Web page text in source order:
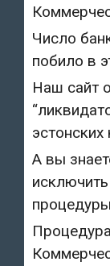
Число
побило в
Наш сайт
эстонских
А вы